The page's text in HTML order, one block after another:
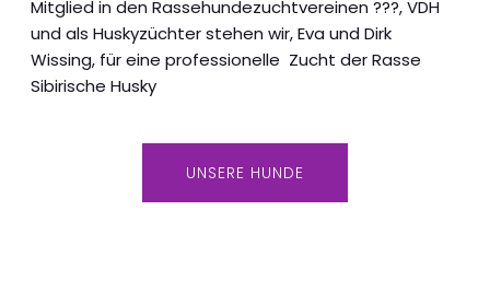
Mitglied in den Rassehundezuchtvereinen ???, VDH
und als Huskyzüchter stehen wir, Eva und Dirk
Wissing, für eine professionelle Zucht der Rasse
Sibirische Husky
UNSERE HUNDE